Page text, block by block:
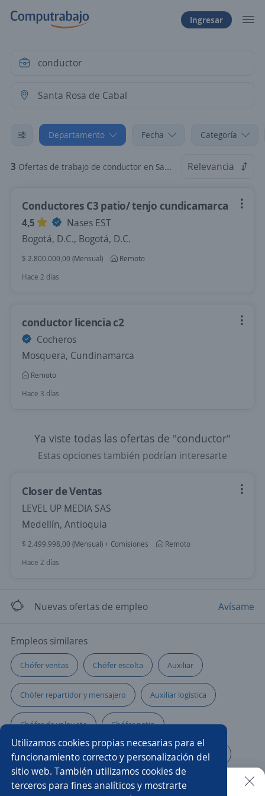
Utilizamos cookies propias necesarias para el
funcionamiento correcto y personalización del
sitio web. También utilizamos cookies de
terceros para fines analíticos y mostrarte
Ingresar
Departamento Fecha Categoría
3 Ofertas de trabajo de conductor en Santa Rosa de Cabal, Risaralda Relevancia
Conductores C3 patio/ tenjo cundicamarca
4,5
Nases EST
Bogotá, D.C., Bogotá, D.C.
$ 2.800.000,00 (Mensual)
Remoto
Hace 2 días
conductor licencia c2
Cocheros
Mosquera, Cundinamarca
Remoto
Hace 3 días
Ya viste todas las ofertas de "conductor"
Estas opciones también podrían interesarte
Closer de Ventas
LEVEL UP MEDIA SAS
Medellín, Antioquia
$ 2.499.998,00 (Mensual) + Comisiones
Remoto
Hace 2 días
Nuevas ofertas de empleo Avísame
Empleos similares
Chófer ventas Chófer escolta Auxiliar
Chófer repartidor y mensajero Auxiliar logística
Chófer de volquete Chófer patio
Chófer de distribución Guardia de seguridad chófer
Auxiliar administrativo/a Chófer de camioneta